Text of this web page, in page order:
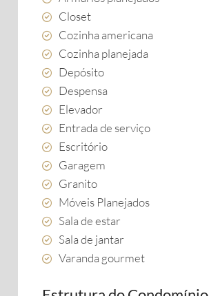
Closet
Cozinha americana
Cozinha planejada
Depósito
Despensa
Elevador
Entrada de serviço
Escritório
Garagem
Granito
Móveis Planejados
Sala de estar
Sala de jantar
Varanda gourmet